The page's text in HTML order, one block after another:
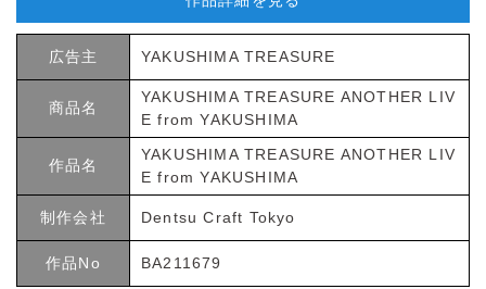
広告主 YAKUSHIMA TREASURE
商品名
YAKUSHIMA TREASURE ANOTHER LIV
E from YAKUSHIMA
作品名
YAKUSHIMA TREASURE ANOTHER LIV
E from YAKUSHIMA
制作会社 Dentsu Craft Tokyo
作品No BA211679